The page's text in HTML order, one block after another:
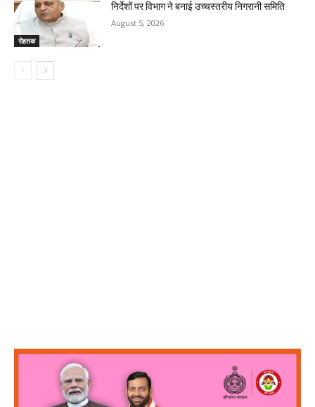
रोहतक
निर्देशों पर विभाग ने बनाई उच्चस्तरीय निगरानी समिति
August 5, 2026